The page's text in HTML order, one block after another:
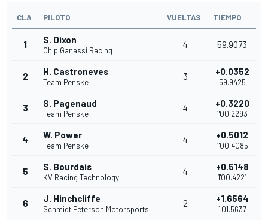
CLA PILOTO VUELTAS TIEMPO
1 S. Dixon
Chip Ganassi Racing
4 59.9073
2 H. Castroneves
Team Penske
3 +0.0352
59.9425
3 S. Pagenaud
Team Penske
4 +0.3220
1'00.2293
4 W. Power
Team Penske
4 +0.5012
1'00.4085
5 S. Bourdais
KV Racing Technology
4 +0.5148
1'00.4221
6 J. Hinchcliffe
Schmidt Peterson Motorsports
2 +1.6564
1'01.5637